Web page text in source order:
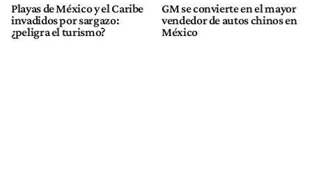
Playas de México y el Caribe
invadidos por sargazo:
¿peligra el turismo?
GM se convierte en el mayor
vendedor de autos chinos en
México